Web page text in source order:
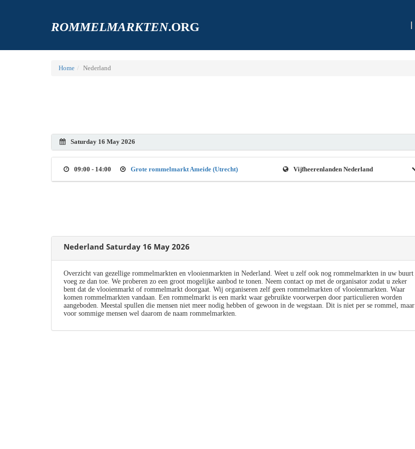
ROMMELMARKTEN.ORG
Home Nederland
Saturday 16 May 2026
09:00 - 14:00 Grote rommelmarkt Ameide (Utrecht) Vijfheerenlanden Nederland
Nederland Saturday 16 May 2026
Overzicht van gezellige rommelmarkten en vlooienmarkten in Nederland. Weet u zelf ook nog rommelmarkten in uw buurt
voeg ze dan toe. We proberen zo een groot mogelijke aanbod te tonen. Neem contact op met de organisator zodat u zeker
bent dat de vlooienmarkt of rommelmarkt doorgaat. Wij organiseren zelf geen rommelmarkten of vlooienmarkten. Waar
komen rommelmarkten vandaan. Een rommelmarkt is een markt waar gebruikte voorwerpen door particulieren worden
aangeboden. Meestal spullen die mensen niet meer nodig hebben of gewoon in de wegstaan. Dit is niet per se rommel, maar
voor sommige mensen wel daarom de naam rommelmarkten.